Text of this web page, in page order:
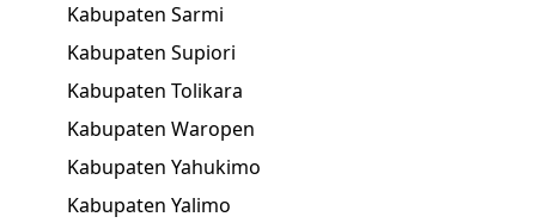
Kabupaten Sarmi
Kabupaten Supiori
Kabupaten Tolikara
Kabupaten Waropen
Kabupaten Yahukimo
Kabupaten Yalimo